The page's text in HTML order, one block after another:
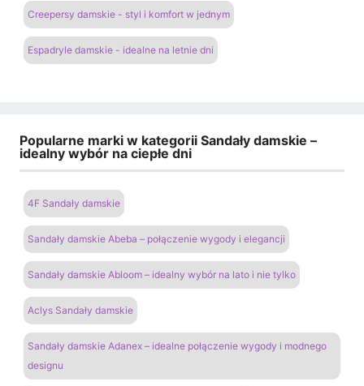
Creepersy damskie - styl i komfort w jednym
Espadryle damskie - idealne na letnie dni
Popularne marki w kategorii Sandały damskie –
idealny wybór na ciepłe dni
4F Sandały damskie
Sandały damskie Abeba – połączenie wygody i elegancji
Sandały damskie Abloom – idealny wybór na lato i nie tylko
Aclys Sandały damskie
Sandały damskie Adanex – idealne połączenie wygody i modnego
designu